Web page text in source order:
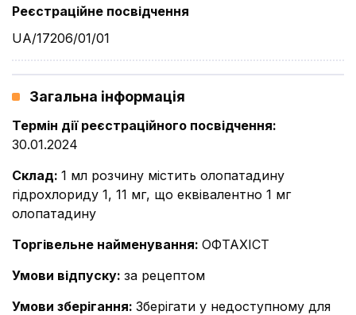
Реєстраційне посвідчення
UA/17206/01/01
Загальна інформація
Термін дії реєстраційного посвідчення:
30.01.2024
Склад: 1 мл розчину містить олопатадину
гідрохлориду 1, 11 мг, що еквівалентно 1 мг
олопатадину
Торгівельне найменування: ОФТАХІСТ
Умови відпуску: за рецептом
Умови зберігання: Зберігати у недоступному для